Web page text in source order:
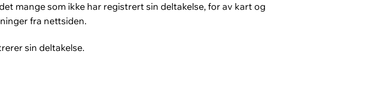
mange som ikke har registrert sin deltakelse, for av kart og
fra nettsiden.
sin deltakelse.